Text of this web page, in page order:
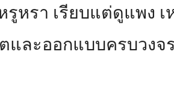
รูหรา เรียบแต่ดูแพง
ตและออกแบบครบวง